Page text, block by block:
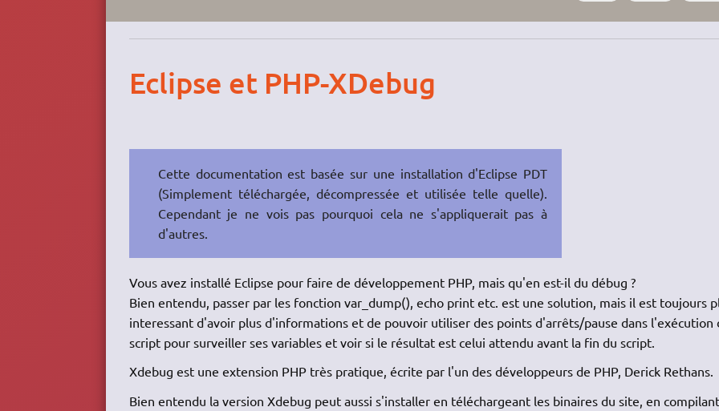
Eclipse et PHP-XDebug
Cette documentation est basée sur une installation d'Eclipse PDT
(Simplement téléchargée, décompressée et utilisée telle quelle).
Cependant je ne vois pas pourquoi cela ne s'appliquerait pas à
d'autres.
Vous avez installé Eclipse pour faire de développement PHP, mais qu'en est-il du débug ?
Bien entendu, passer par les fonction var_dump(), echo print etc. est une solution, mais il est toujours
interessant d'avoir plus d'informations et de pouvoir utiliser des points d'arrêts/pause dans l'exécution
script pour surveiller ses variables et voir si le résultat est celui attendu avant la fin du script.
Xdebug est une extension PHP très pratique, écrite par l'un des développeurs de PHP, Derick Rethans.
Bien entendu la version Xdebug peut aussi s'installer en téléchargeant les binaires du site, en